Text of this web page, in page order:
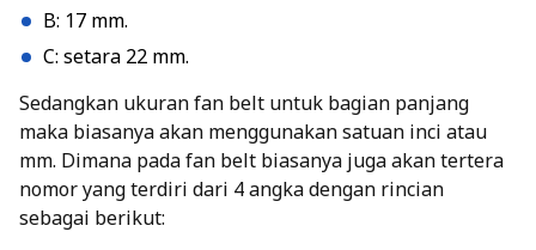
B: 17 mm.
C: setara 22 mm.
Sedangkan ukuran fan belt untuk bagian panjang
maka biasanya akan menggunakan satuan inci atau
mm. Dimana pada fan belt biasanya juga akan tertera
nomor yang terdiri dari 4 angka dengan rincian
sebagai berikut: